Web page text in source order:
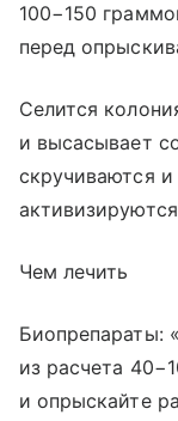
100−150
перед
Селится
и высасывает
скручиваются
Чем лечить
Биопрепараты:
из расчета
и опрыскайте